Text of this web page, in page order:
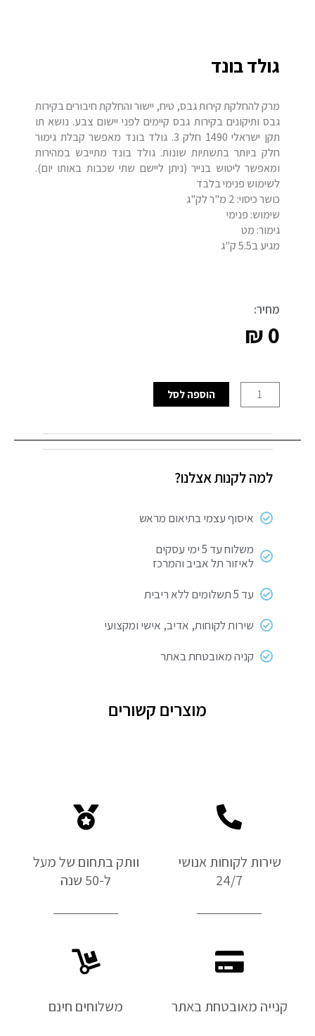
גולד בונד
מרק להחלקת קירות גבס, טיח, יישור והחלקת חיבורים בקירות
גבס ותיקונים בקירות גבס קיימים לפני יישום צבע. נושא תו
תקן ישראלי 1490 חלק 3. גולד בונד מאפשר קבלת גימור
חלק ביותר בתשתיות שונות. גולד בונד מתייבש במהירות
ומאפשר ליטוש בנייר (ניתן ליישם שתי שכבות באותו יום).
לשימוש פנימי בלבד
כושר כיסוי: 2 מ"ר לק"ג
שימוש: פנימי
גימור: מט
מגיע ב5.5 ק"ג
מחיר:
₪0
של
בונד
הוספה לסל
למה לקנות אצלנו?
איסוף עצמי בתיאום מראש
משלוח עד 5 ימי עסקים
לאיזור תל אביב והמרכז
עד 5 תשלומים ללא ריבית
שירות לקוחות, אדיב, אישי ומקצועי
קניה מאובטחת באתר
מוצרים קשורים
שירות לקוחות אנושי
24/7
וותק בתחום של מעל
ל-50 שנה
קנייה מאובטחת באתר משלוחים חינם